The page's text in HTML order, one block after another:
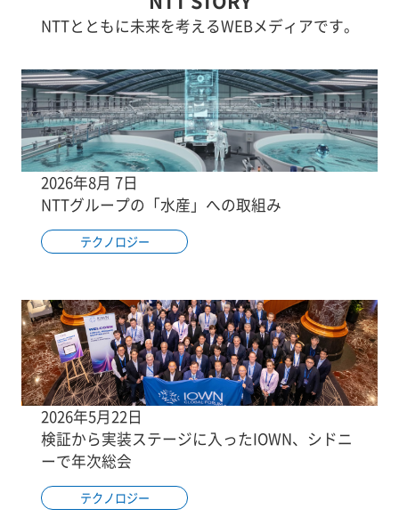
NTTとともに未来を考えるWEBメディアです。
2026年8月 7日
NTTグループの「水産」への取組み
テクノロジー
2026年5月22日
検証から実装ステージに入ったIOWN、シドニ
ーで年次総会
テクノロジー